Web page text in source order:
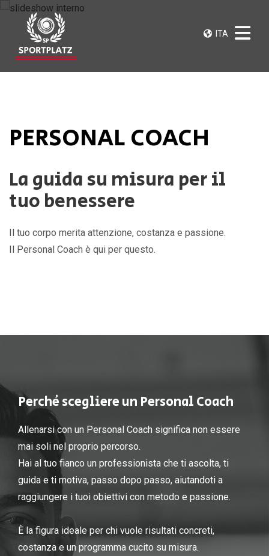
ITA
PERSONAL COACH
La guida su misura per il
tuo benessere
Il tuo corpo merita attenzione, costanza e passione.
Il Personal Coach è qui per questo.
Perché scegliere un Personal Coach
Allenarsi con un Personal Coach significa non essere
mai soli nel proprio percorso.
Hai al tuo fianco un professionista che ti ascolta, ti
guida e ti motiva, passo dopo passo, aiutandoti a
raggiungere i tuoi obiettivi con metodo e passione.
È la figura ideale per chi vuole risultati concreti,
costanza e un programma cucito su misura.